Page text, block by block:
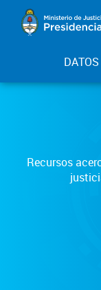
DATOS
Recursos